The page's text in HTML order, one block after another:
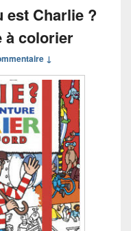
est Charlie ?
à colorier
↓